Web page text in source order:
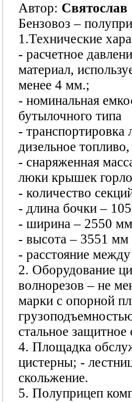
Автор: Святослав
Бензовоз –
1.Технические
- расчетное
материал,
менее 4 мм.;
- номинальная
бутылочного типа
- транспортировка
дизельное
- снаряженная
люки крышек
- количество
- длина бочки –
- ширина – 2550 мм
- высота – 3551 мм
- расстояние
2. Оборудование
волнорезов – не
марки с опорной
стальное
4. Площадка
цистерны; -
скольжение.
5. Полуприцеп